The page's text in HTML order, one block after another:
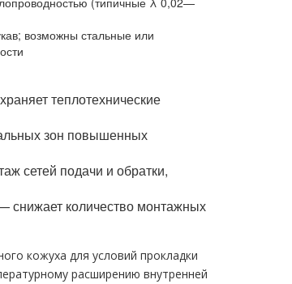
возможны стальные или
теплотехнические
зон повышенных
сетей подачи и обратки,
снижает количество монтажных
кожуха для условий прокладки
расширению внутренней